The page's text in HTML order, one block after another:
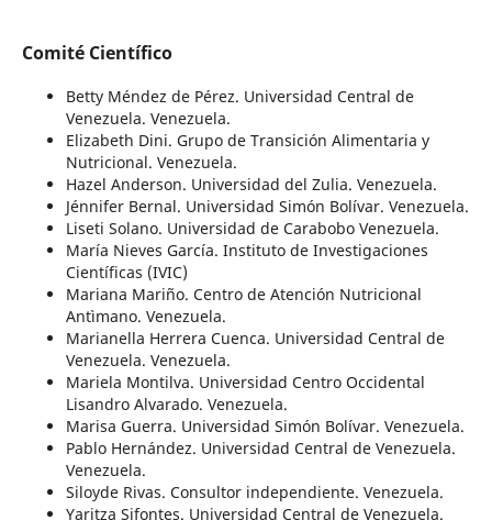
Comité Científico
Betty Méndez de Pérez. Universidad Central de
Venezuela. Venezuela.
Elizabeth Dini. Grupo de Transición Alimentaria y
Nutricional. Venezuela.
Hazel Anderson. Universidad del Zulia. Venezuela.
Jénnifer Bernal. Universidad Simón Bolívar. Venezuela.
Liseti Solano. Universidad de Carabobo Venezuela.
María Nieves García. Instituto de Investigaciones
Científicas (IVIC)
Mariana Mariño. Centro de Atención Nutricional
Antìmano. Venezuela.
Marianella Herrera Cuenca. Universidad Central de
Venezuela. Venezuela.
Mariela Montilva. Universidad Centro Occidental
Lisandro Alvarado. Venezuela.
Marisa Guerra. Universidad Simón Bolívar. Venezuela.
Pablo Hernández. Universidad Central de Venezuela.
Venezuela.
Siloyde Rivas. Consultor independiente. Venezuela.
Yaritza Sifontes. Universidad Central de Venezuela.